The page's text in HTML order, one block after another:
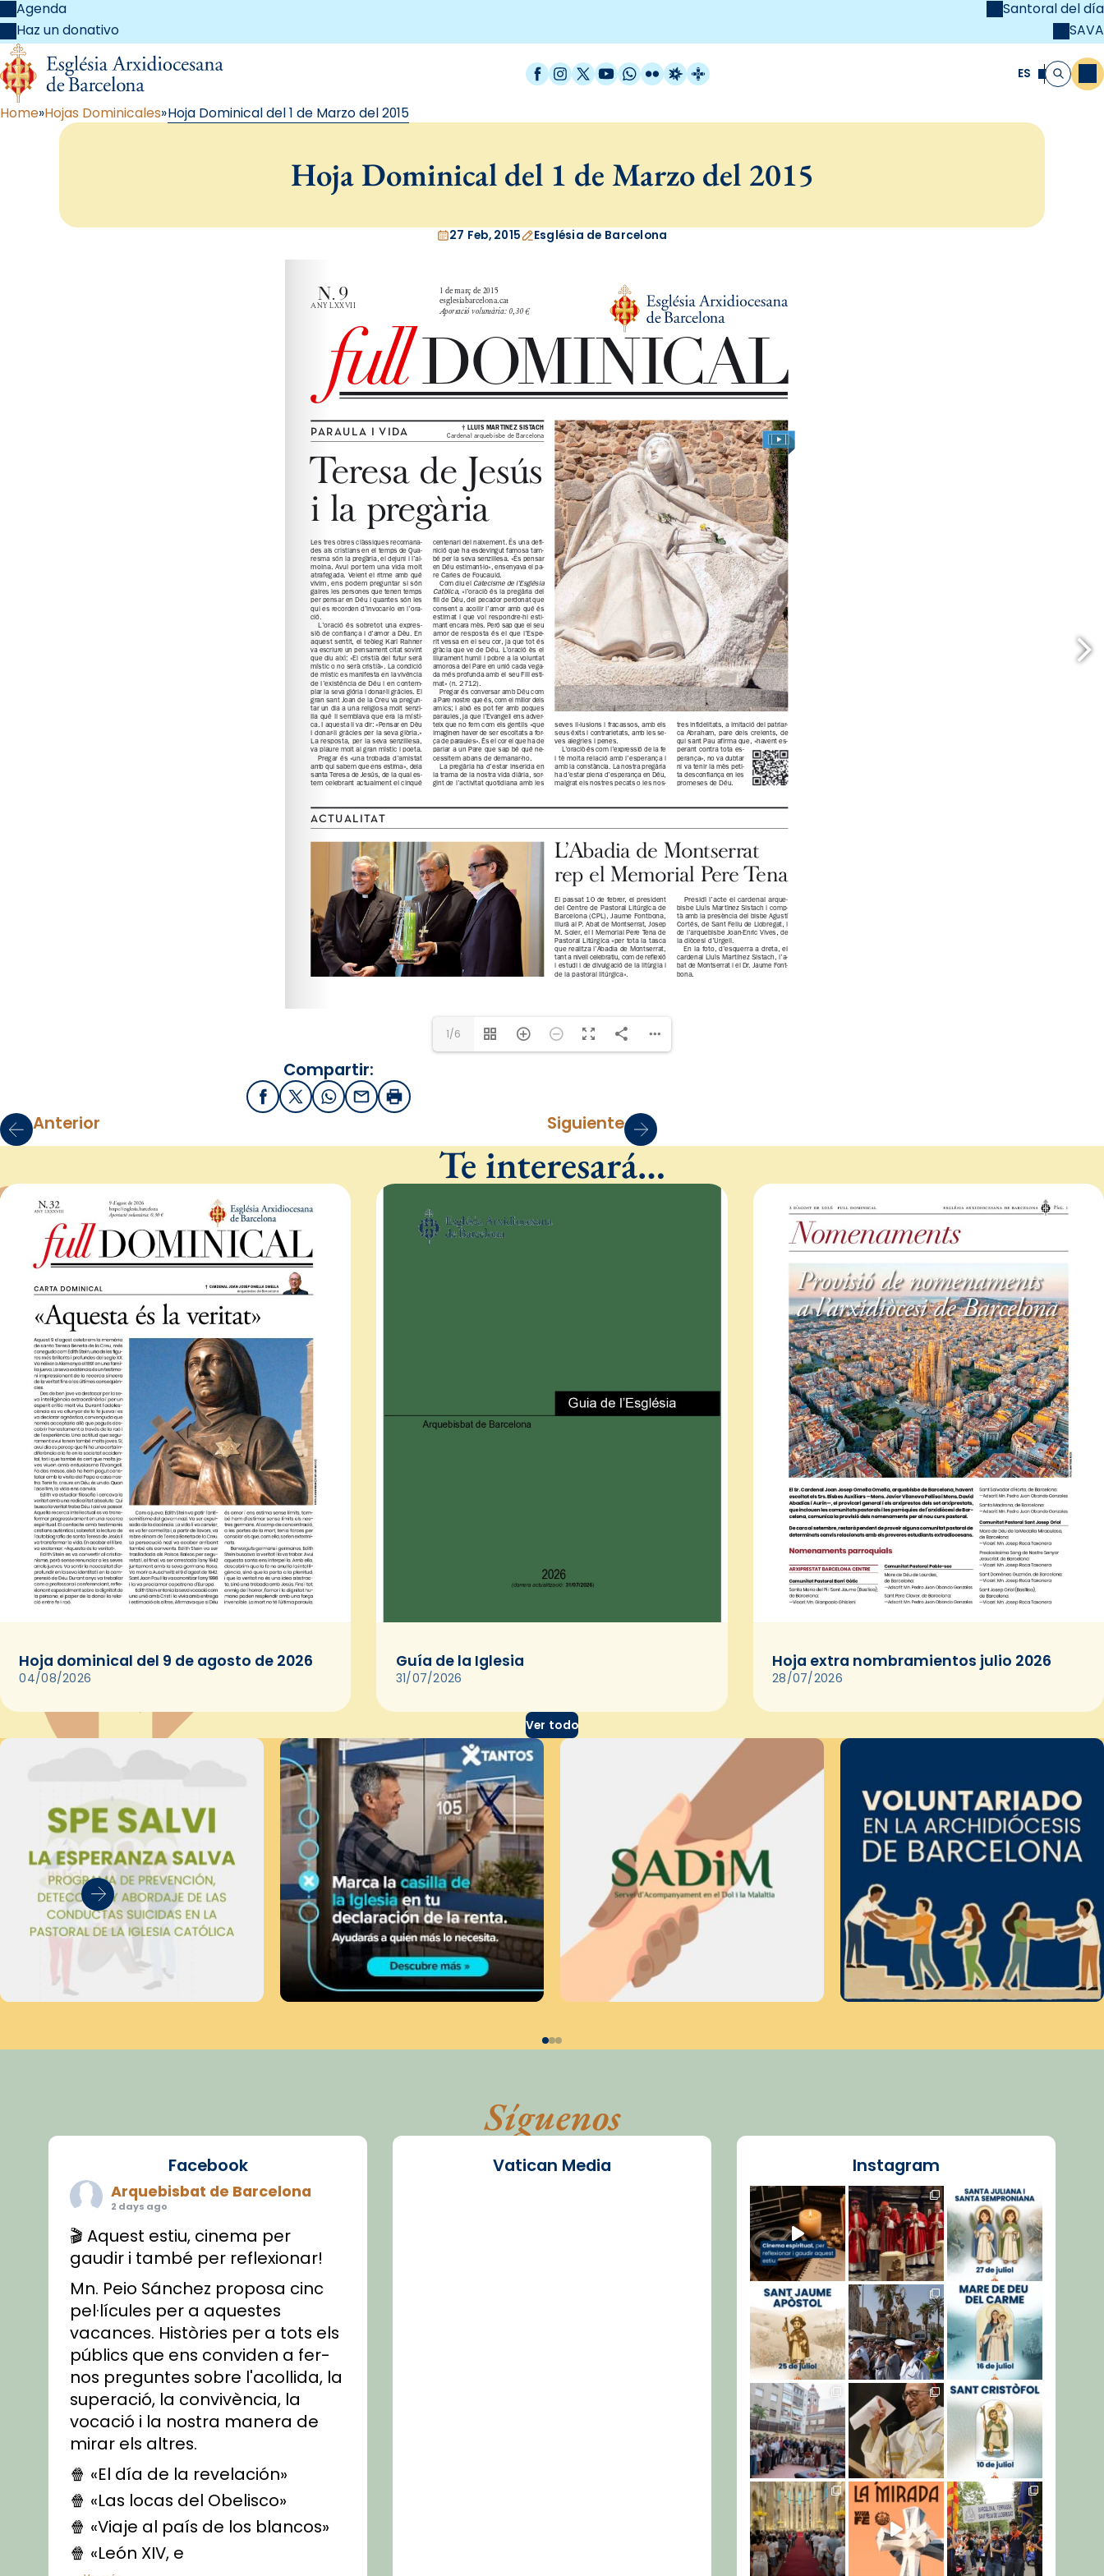
Agenda
Haz un donativo
Santoral del día
SAVA
Facebook
Instagram
X / Twitter
YouTube
WhatsApp
FlickrRadio Estel
Catalunya Cristiana ES Buscar
Home Hojas Dominicales Hoja Dominical del 1 de Marzo del 2015
Hoja Dominical del 1 de Marzo del 2015
27 Feb, 2015 Església de Barcelona
1/6
Compartir:
FacebookX / Twitter
WhatsApp
EmailImprimir
Anterior Siguiente
Te interesará…
Hoja dominical del 9 de agosto de 2026
04/08/2026
Guía de la Iglesia
31/07/2026
Hoja extra nombramientos julio 2026
28/07/2026
Ver todo
Síguenos
Facebook
Arquebisbat de Barcelona
2 days ago
🎬 Aquest estiu, cinema per
gaudir i també per reflexionar!
Mn. Peio Sánchez proposa cinc
pel·lícules per a aquestes
vacances. Històries per a tots els
públics que ens conviden a fer-
nos preguntes sobre l'acollida, la
superació, la convivència, la
vocació i la nostra manera de
mirar els altres.
🍿 «El día de la revelación»
🍿 «Las locas del Obelisco»
🍿 «Viaje al país de los blancos»
🍿 «León XIV, e
Vatican Media Instagram